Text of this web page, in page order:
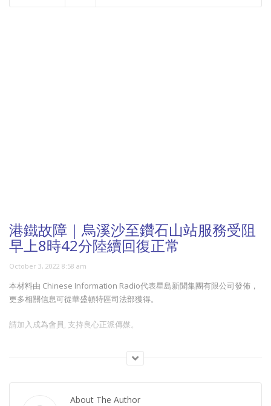
港鐵故障｜烏溪沙至鑽石山站服務受阻
早上8時42分陸續回復正常
October 3, 2022 8:58 am
本材料由 Chinese Information Radio代表星島新聞集團有限公司發佈，
更多相關信息可從華盛頓特區司法部獲得。
請加入成為會員, 支持良心正派傳媒。
Join this channel to get access to perks:
請星電視飲茶https://www.buymeacoffee.com/singtaousa
About The Author